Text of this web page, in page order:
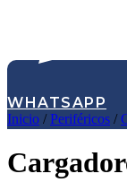
WHATSAPP
Inicio /Periféricos /